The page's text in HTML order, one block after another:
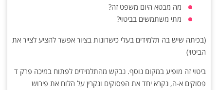
מה מבטא היום משפט זה?
מתי משתמשים בביטוי?
(בכיתה שיש בה תלמידים בעלי כישרונות בציור אפשר להציע לצייר את
הביטוי)
ביטוי זה מופיע במקום נוסף. נבקש מהתלמידים לפתוח במיכה פרק ד
פסוקים א-ה, נקרא יחד את הפסוקים ונקרין על הלוח את פירוש